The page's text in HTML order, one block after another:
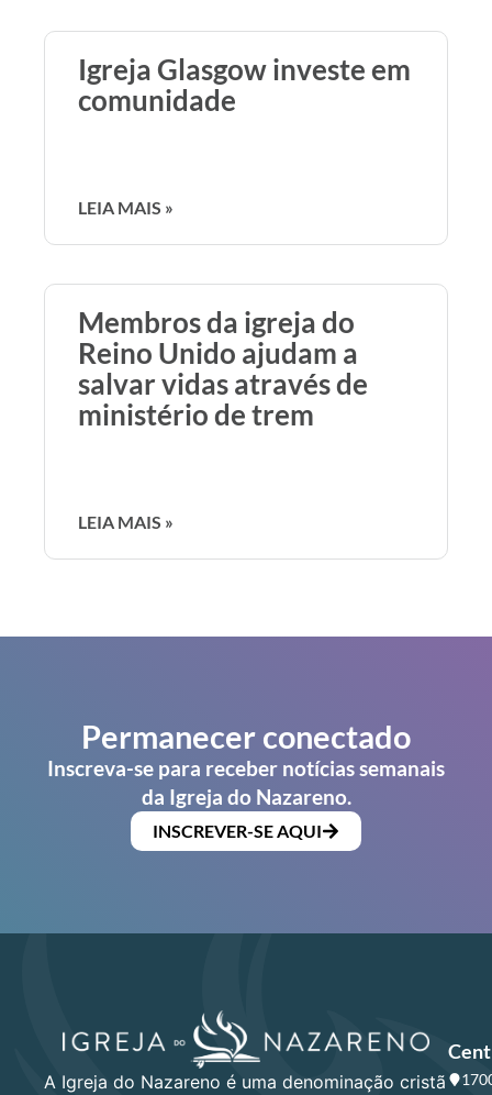
Igreja Glasgow investe em
comunidade
LEIA MAIS »
Membros da igreja do
Reino Unido ajudam a
salvar vidas através de
ministério de trem
LEIA MAIS »
Permanecer conectado
Inscreva-se para receber notícias semanais
da Igreja do Nazareno.
INSCREVER-SE AQUI
A Igreja do Nazareno é uma denominação cristã